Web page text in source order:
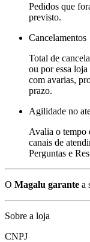
Pedidos que
previsto.
Cancelamentos
Total de
ou por essa
com avarias,
prazo.
Agilidade no
Avalia o tempo
canais de
Perguntas e
O Magalu garante a
Sobre a loja
CNPJ